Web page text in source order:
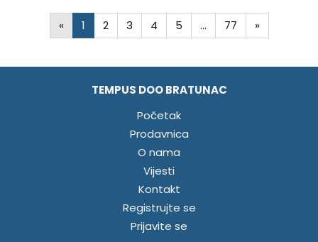
« 1 2 3 4 5 … 77 »
TEMPUS DOO BRATUNAC
Početak
Prodavnica
O nama
Vijesti
Kontakt
Registrujte se
Prijavite se